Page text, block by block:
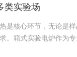
类实验场
是核心环节，无论是
箱式实验电炉作为